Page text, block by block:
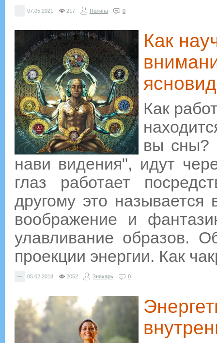
— 07.05.2021 217 Полина 0
Как
Как
вы сны?
нави видения", идут
глаз работает
другому это
воображение и
улавливание образов.
проекции энергии. Как
— 05.02.2018 2052 Знахарь 0